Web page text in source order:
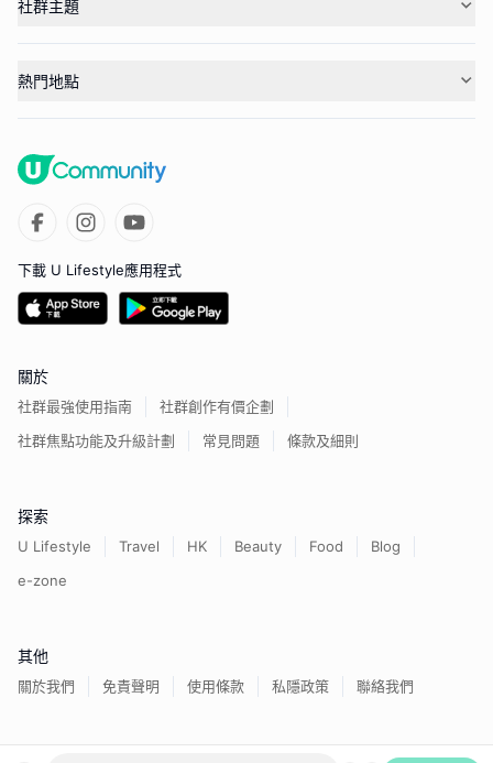
社群主題
熱門地點
下載 U Lifestyle應用程式
關於
社群最強使用指南
社群創作有價企劃
社群焦點功能及升級計劃
常見問題 條款及細則
探索
U Lifestyle Travel HK Beauty Food
Blog
e-zone
其他
關於我們 免責聲明 使用條款 私隱政策 聯絡我們